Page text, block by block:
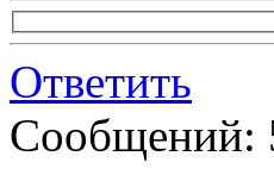
Ответить
Сообщений: